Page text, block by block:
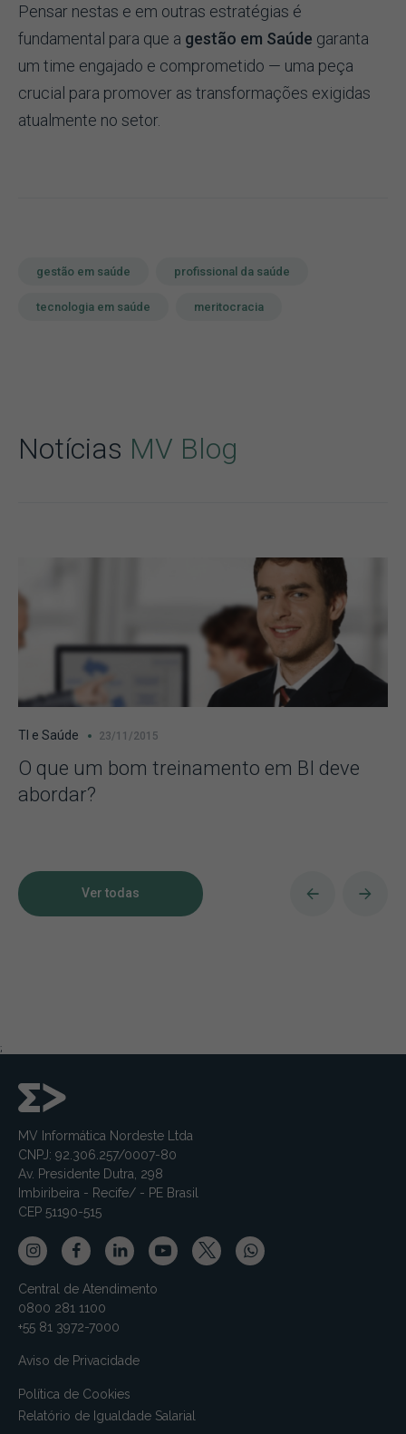
Pensar nestas e em outras estratégias é
fundamental para que a gestão em Saúde garanta
um time engajado e comprometido — uma peça
crucial para promover as transformações exigidas
atualmente no setor.
gestão em saúde profissional da saúde
tecnologia em saúde meritocracia
Notícias MV Blog
TI e Saúde 23/11/2015
O que um bom treinamento em BI deve
abordar?
Ver todas
;
MV Informática Nordeste Ltda
CNPJ: 92.306.257/0007-80
Av. Presidente Dutra, 298
Imbiribeira - Recife/ - PE Brasil
CEP 51190-515
Central de Atendimento
0800 281 1100
+55 81 3972-7000
Aviso de Privacidade
Política de Cookies
Relatório de Igualdade Salarial